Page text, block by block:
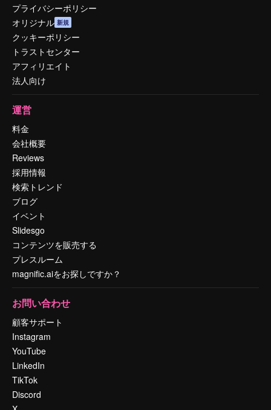
プライバシーポリシー
オリジナル 新規
クッキーポリシー
トラストセンター
アフィリエイト
法人向け
運営
料金
会社概要
Reviews
採用情報
検索トレンド
ブログ
イベント
Slidesgo
コンテンツを販売する
プレスルーム
magnific.aiをお探しですか？
お問い合わせ
顧客サポート
Instagram
YouTube
LinkedIn
TikTok
Discord